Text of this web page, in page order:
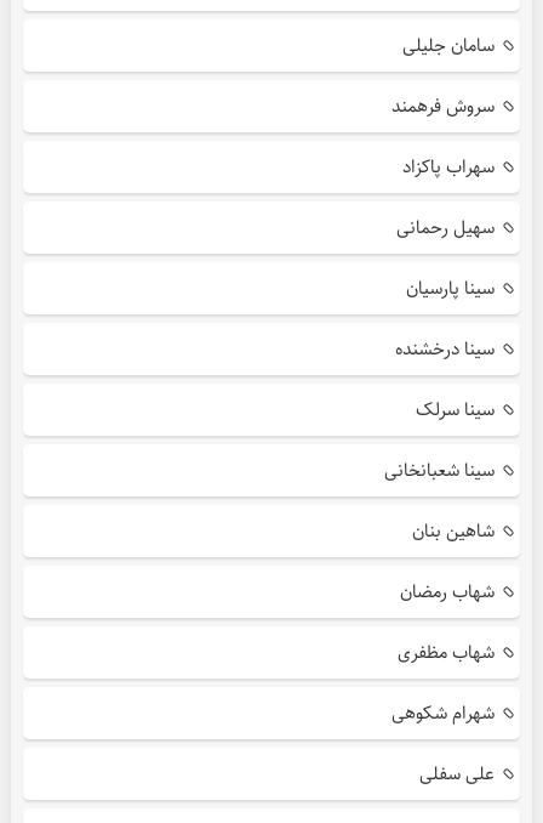
سامان جلیلی
سروش فرهمند
سهراب پاکزاد
سهیل رحمانی
سینا پارسیان
سینا درخشنده
سینا سرلک
سینا شعبانخانی
شاهین بنان
شهاب رمضان
شهاب مظفری
شهرام شکوهی
علی سفلی